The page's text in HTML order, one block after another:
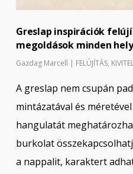
Greslap inspirációk
megoldások minden
Gazdag Marcell | FELÚJÍTÁS,
A greslap nem csupán
mintázatával és
hangulatát
burkolat
a nappalit, karaktert